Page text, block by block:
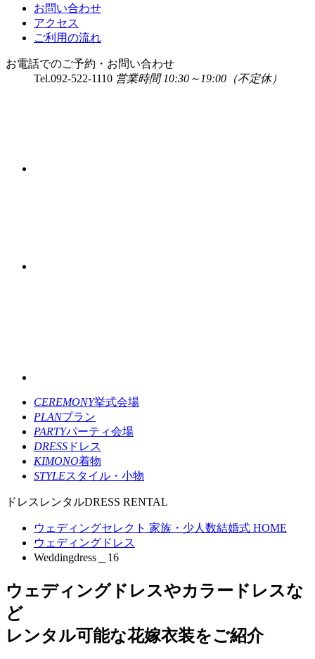
お問い合わせ
アクセス
ご利用の流れ
お電話でのご予約・お問い合わせ
Tel.092-522-1110 営業時間 10:30～19:00（不定休）
CEREMONY挙式会場
PLANプラン
PARTYパーティ会場
DRESS ドレス
KIMONO着物
STYLEスタイル・小物
ドレスレンタルDRESS RENTAL
ウェディングセレクト 家族・少人数結婚式 HOME
ウェディングドレス
Weddingdress＿16
ウェディングドレスやカラードレスな
ど
レンタル可能な花嫁衣装をご紹介